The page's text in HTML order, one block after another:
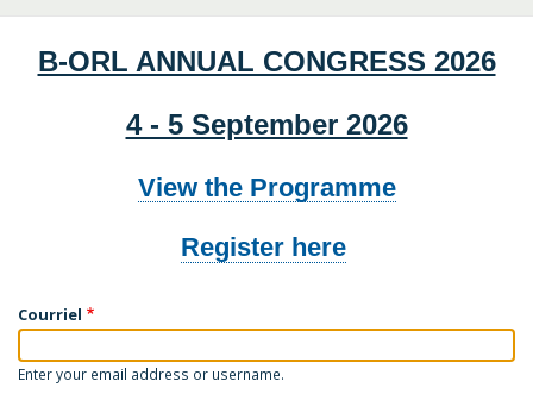
B-ORL ANNUAL CONGRESS 2026
4 - 5 September 2026
View the Programme
Register here
Courriel
Enter your email address or username.